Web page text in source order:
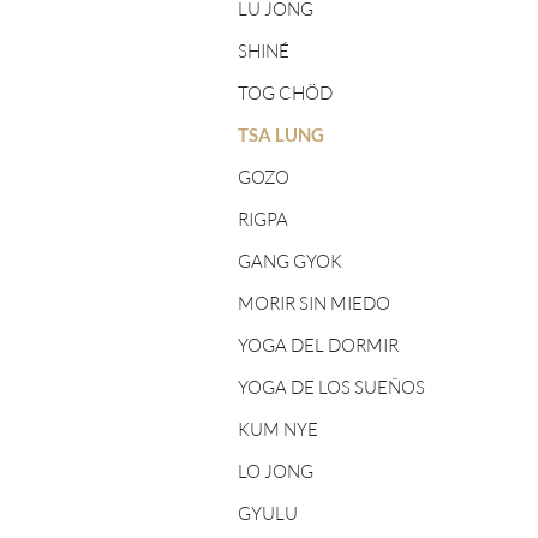
CINCO ELEMENTOS -
PROFESORES/AS
SHINÉ - PROFESORES/AS
TSA LUNG - PROFESORES/AS
LU JONG
SHINÉ
TOG CHÖD
TSA LUNG
GOZO
RIGPA
GANG GYOK
MORIR SIN MIEDO
YOGA DEL DORMIR
YOGA DE LOS SUEÑOS
KUM NYE
LO JONG
GYULU